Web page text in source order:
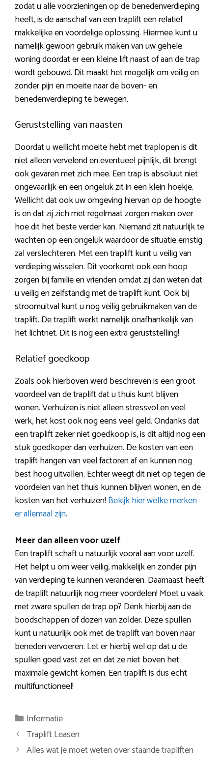
zodat u alle voorzieningen op de benedenverdieping
heeft, is de aanschaf van een traplift een relatief
makkelijke en voordelige oplossing. Hiermee kunt u
namelijk gewoon gebruik maken van uw gehele
woning doordat er een kleine lift naast of aan de trap
wordt gebouwd. Dit maakt het mogelijk om veilig en
zonder pijn en moeite naar de boven- en
benedenverdieping te bewegen.
Geruststelling van naasten
Doordat u wellicht moeite hebt met traplopen is dit
niet alleen vervelend en eventueel pijnlijk, dit brengt
ook gevaren met zich mee. Een trap is absoluut niet
ongevaarlijk en een ongeluk zit in een klein hoekje.
Wellicht dat ook uw omgeving hiervan op de hoogte
is en dat zij zich met regelmaat zorgen maken over
hoe dit het beste verder kan. Niemand zit natuurlijk te
wachten op een ongeluk waardoor de situatie ernstig
zal verslechteren. Met een traplift kunt u veilig van
verdieping wisselen. Dit voorkomt ook een hoop
zorgen bij familie en vrienden omdat zij dan weten dat
u veilig en zelfstandig met de traplift kunt. Ook bij
stroomuitval kunt u nog veilig gebruikmaken van de
traplift. De traplift werkt namelijk onafhankelijk van
het lichtnet. Dit is nog een extra geruststelling!
Relatief goedkoop
Zoals ook hierboven werd beschreven is een groot
voordeel van de traplift dat u thuis kunt blijven
wonen. Verhuizen is niet alleen stressvol en veel
werk, het kost ook nog eens veel geld. Ondanks dat
een traplift zeker niet goedkoop is, is dit altijd nog een
stuk goedkoper dan verhuizen. De kosten van een
traplift hangen van veel factoren af en kunnen nog
best hoog uitvallen. Echter weegt dit niet op tegen de
voordelen van het thuis kunnen blijven wonen, en de
kosten van het verhuizen!Bekijk hier welke merken
er allemaal zijn.
Meer dan alleen voor uzelf
Een traplift schaft u natuurlijk vooral aan voor uzelf.
Het helpt u om weer veilig, makkelijk en zonder pijn
van verdieping te kunnen veranderen. Daarnaast heeft
de traplift natuurlijk nog meer voordelen! Moet u vaak
met zware spullen de trap op? Denk hierbij aan de
boodschappen of dozen van zolder. Deze spullen
kunt u natuurlijk ook met de traplift van boven naar
beneden vervoeren. Let er hierbij wel op dat u de
spullen goed vast zet en dat ze niet boven het
maximale gewicht komen. Een traplift is dus echt
multifunctioneel!
Categorieën
Informatie
Berichtnavigatie
Traplift Leasen
Alles wat je moet weten over staande trapliften